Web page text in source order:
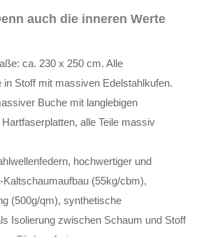
auch die inneren Werte
ca. 230 x 250 cm. Alle
in Stoff mit massiven Edelstahlkufen.
Buche mit langlebigen
alle Teile massiv
hochwertiger und
Kaltschaumaufbau (55kg/cbm),
(500g/qm), synthetische
Isolierung zwischen Schaum und Stoff